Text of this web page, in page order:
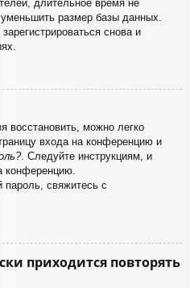
длительное время не
размер базы данных.
снова и
восстановить, можно легко
входа на конференцию и
. Следуйте инструкциям, и
конференцию.
пароль, свяжитесь с
приходится повторять